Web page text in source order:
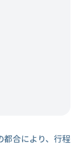
都合により、行程